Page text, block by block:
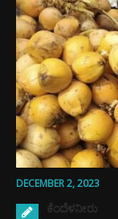
DECEMBER 2, 2023
ಕೆಂದೆಳನೀರು